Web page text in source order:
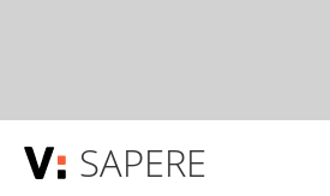
SAPERE